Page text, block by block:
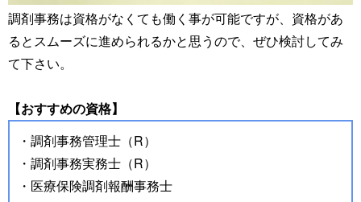
調剤事務は資格がなくても働く事が可能ですが、資格があ
るとスムーズに進められるかと思うので、ぜひ検討してみ
て下さい。
【おすすめの資格】
・調剤事務管理士（R）
・調剤事務実務士（R）
・医療保険調剤報酬事務士